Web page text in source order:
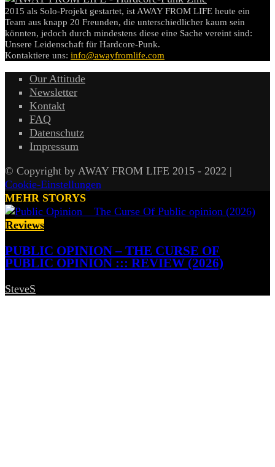
2015 als Solo-Projekt gestartet, ist AWAY FROM LIFE heute ein
Team aus knapp 20 Freunden, die unterschiedlicher kaum sein
könnten, jedoch durch mindestens diese eine Sache vereint sind:
Unsere Leidenschaft für Hardcore-Punk.
Kontaktiere uns: info@awayfromlife.com
Our Attitude
Newsletter
Kontakt
FAQ
Datenschutz
Impressum
© Copyright by AWAY FROM LIFE 2015 - 2022 |
Cookie-Einstellungen
MEHR STORYS
Reviews
PUBLIC OPINION – THE CURSE OF
PUBLIC OPINION ::: REVIEW (2026)
SteveS